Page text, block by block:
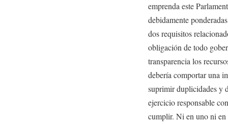
emprenda este
debidamente
dos requisitos
obligación de todo
transparencia los
debería comportar una
suprimir duplicidades y
ejercicio responsable
cumplir. Ni en uno ni en